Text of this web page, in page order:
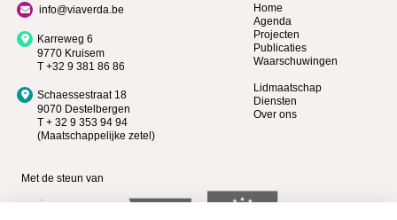
info@viaverda.be
Karreweg 6
9770 Kruisem
T +32 9 381 86 86
Schaessestraat 18
9070 Destelbergen
T + 32 9 353 94 94
(Maatschappelijke zetel)
Home
Agenda
Projecten
Publicaties
Waarschuwingen
Lidmaatschap
Diensten
Over ons
Met de steun van